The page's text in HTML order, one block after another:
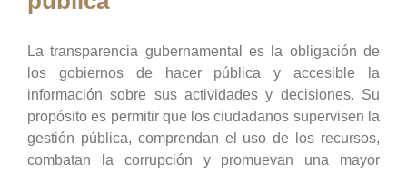
La transparencia gubernamental es la obligación de
los gobiernos de hacer pública y accesible la
información sobre sus actividades y decisiones. Su
propósito es permitir que los ciudadanos supervisen la
gestión pública, comprendan el uso de los recursos,
combatan la corrupción y promuevan una mayor